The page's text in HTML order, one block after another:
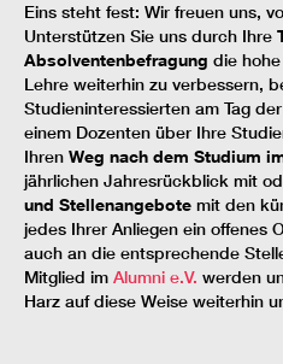
Eins steht fest: Wir freuen uns,
Unterstützen Sie uns durch Ihre
Absolventenbefragung die
Lehre weiterhin zu verbessern,
Studieninteressierten am Tag
einem Dozenten über Ihre
Ihren Weg nach dem Studium
jährlichen Jahresrückblick mit
und Stellenangebote mit den
jedes Ihrer Anliegen ein offenes
auch an die entsprechende
Mitglied im Alumni e.V. werden
Harz auf diese Weise weiterhin